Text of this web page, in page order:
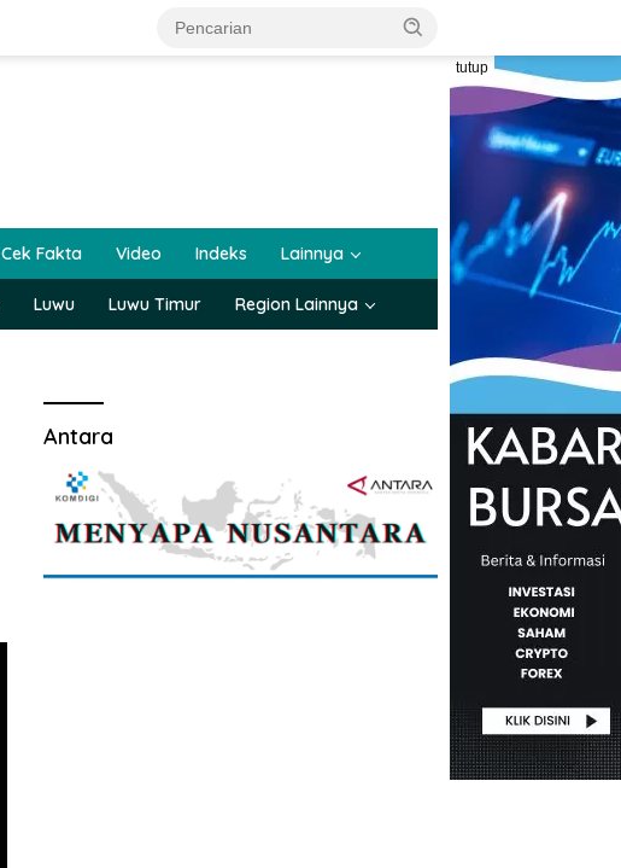
tutup
Cek Fakta Video Indeks Lainnya
Luwu Luwu Timur Region Lainnya
Antara